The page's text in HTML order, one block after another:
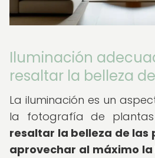
Iluminación
resaltar la belleza
La iluminación es un
la fotografía de plantas
resaltar la belleza de las
aprovechar al máximo